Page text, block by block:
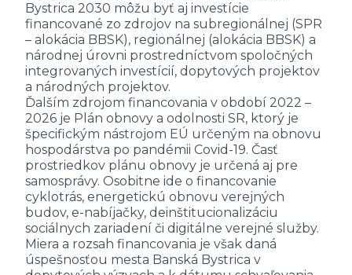
Bystrica 2030 môžu byť aj investície
financované zo zdrojov na subregionálnej (SPR
– alokácia BBSK), regionálnej (alokácia BBSK) a
národnej úrovni prostredníctvom spoločných
integrovaných investícií, dopytových projektov
a národných projektov.
Ďalším zdrojom financovania v období 2022 –
2026 je Plán obnovy a odolnosti SR, ktorý je
špecifickým nástrojom EÚ určeným na obnovu
hospodárstva po pandémii Covid-19. Časť
prostriedkov plánu obnovy je určená aj pre
samosprávy. Osobitne ide o financovanie
cyklotrás, energetickú obnovu verejných
budov, e-nabíjačky, deinštitucionalizáciu
sociálnych zariadení či digitálne verejné služby.
Miera a rozsah financovania je však daná
úspešnosťou mesta Banská Bystrica v